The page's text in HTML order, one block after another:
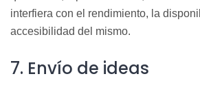
interfiera con el rendimiento, la
accesibilidad del mismo.
7. Envío de ideas